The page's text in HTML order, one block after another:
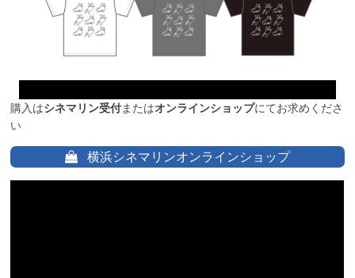
購入はシネマリン受付またはオンラインショップにてお求めくださ
い
横浜シネマリンオンラインショップ